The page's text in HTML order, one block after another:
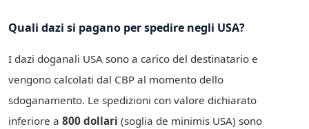
Quali dazi si pagano per spedire negli USA?
I dazi doganali USA sono a carico del destinatario e
vengono calcolati dal CBP al momento dello
sdoganamento. Le spedizioni con valore dichiarato
inferiore a 800 dollari (soglia de minimis USA) sono